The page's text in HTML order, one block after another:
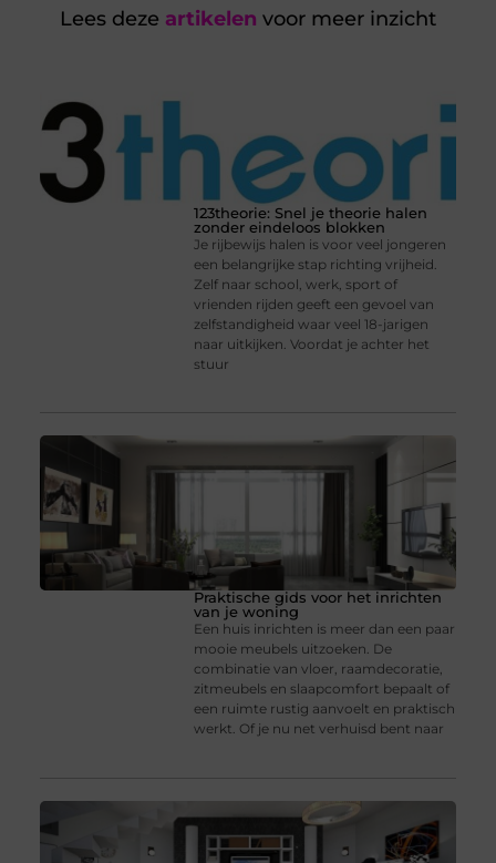
Lees deze artikelen voor meer inzicht
123theorie: Snel je theorie halen
zonder eindeloos blokken
Je rijbewijs halen is voor veel jongeren
een belangrijke stap richting vrijheid.
Zelf naar school, werk, sport of
vrienden rijden geeft een gevoel van
zelfstandigheid waar veel 18-jarigen
naar uitkijken. Voordat je achter het
stuur
Praktische gids voor het inrichten
van je woning
Een huis inrichten is meer dan een paar
mooie meubels uitzoeken. De
combinatie van vloer, raamdecoratie,
zitmeubels en slaapcomfort bepaalt of
een ruimte rustig aanvoelt en praktisch
werkt. Of je nu net verhuisd bent naar